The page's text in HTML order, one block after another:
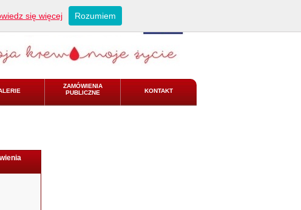
ZAMÓWIENIA
PUBLICZNE
KONTAKT
się więcej Rozumiem